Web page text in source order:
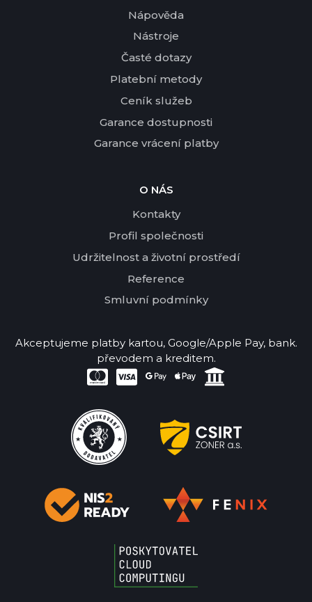
Nápověda
Nástroje
Časté dotazy
Platební metody
Ceník služeb
Garance dostupnosti
Garance vrácení platby
O NÁS
Kontakty
Profil společnosti
Udržitelnost a životní prostředí
Reference
Smluvní podmínky
Akceptujeme platby kartou, Google/Apple Pay, bank.
převodem a kreditem.